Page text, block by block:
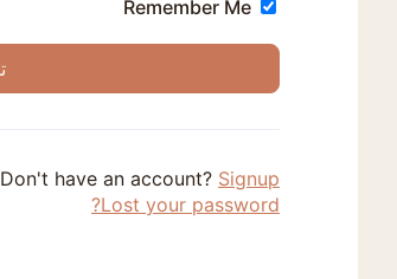
Don't have an account? Signup
Lost your password?